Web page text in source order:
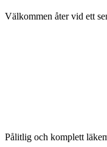
Välkommen åter vid ett
Pålitlig och komplett